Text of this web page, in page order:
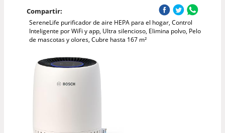
Compartir:
SereneLife purificador de aire HEPA para el hogar, Control
Inteligente por WiFi y app, Ultra silencioso, Elimina polvo, Pelo
de mascotas y olores, Cubre hasta 167 m²